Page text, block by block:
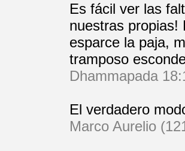
Es fácil ver las
nuestras propias!
esparce la paja,
tramposo
Dhammapada
El verdadero
Marco Aurelio